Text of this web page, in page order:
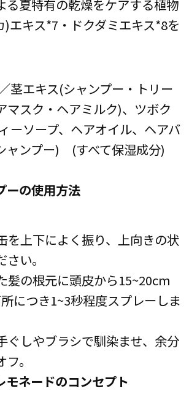
る夏特有の乾燥をケアする植物
)エキス*7・ドクダミエキス*8を
茎エキス(シャンプー・トリー
マスク・ヘアミルク)、ツボク
ーソープ、ヘアオイル、ヘアバ
ャンプー) (すべて保湿成分)
ーの使用方法
を上下によく振り、上向きの状
い。
髪の根元に頭皮から15~20cm
につき1~3秒程度スプレーしま
ぐしやブラシで馴染ませ、余分
。
モネードのコンセプト